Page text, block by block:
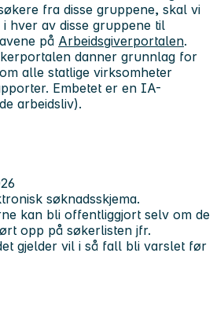
fra disse gruppene, skal vi
hver av disse gruppene til
på Arbeidsgiverportalen.
danner grunnlag for
alle statlige virksomheter
Embetet er en IA-
arbeidsliv).
søknadsskjema.
kan bli offentliggjort selv om de
opp på søkerlisten jfr.
gjelder vil i så fall bli varslet før